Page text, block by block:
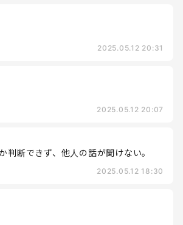
2025.05.12 20:31
2025.05.12 20:07
判断できず、他人の話が聞けない。
2025.05.12 18:30